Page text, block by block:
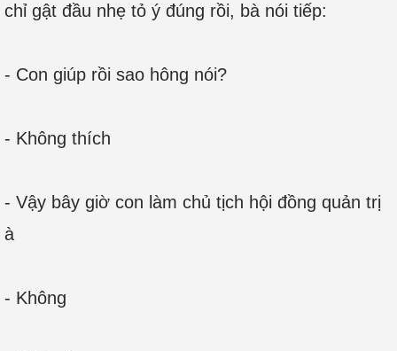
chỉ gật đầu nhẹ tỏ ý đúng rồi, bà nói tiếp:
- Con giúp rồi sao hông nói?
- Không thích
- Vậy bây giờ con làm chủ tịch hội đồng quản trị
à
- Không